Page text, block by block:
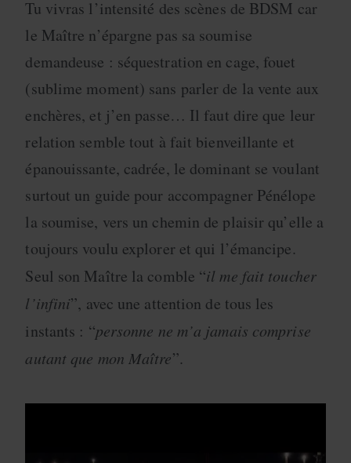
Tu vivras l’intensité des scènes de BDSM car
le Maître n’épargne pas sa soumise
demandeuse : séquestration en cage, fouet
(sublime moment) sans parler de la vente aux
enchères, et j’en passe… Il faut dire que leur
relation semble tout à fait bienveillante et
épanouissante, cadrée, le dominant se voulant
surtout un guide pour accompagner Pénélope
la soumise, vers un chemin de plaisir qu’elle a
toujours voulu explorer et qui l’émancipe.
Seul son Maître la comble “il me fait toucher
l’infini”, avec une attention de tous les
instants : “personne ne m’a jamais comprise
autant que mon Maître”.